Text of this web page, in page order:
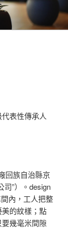
表性傳承人
回族自治縣京
司”）。design
內，工人把整
的紋樣；點
幾毫米間隙